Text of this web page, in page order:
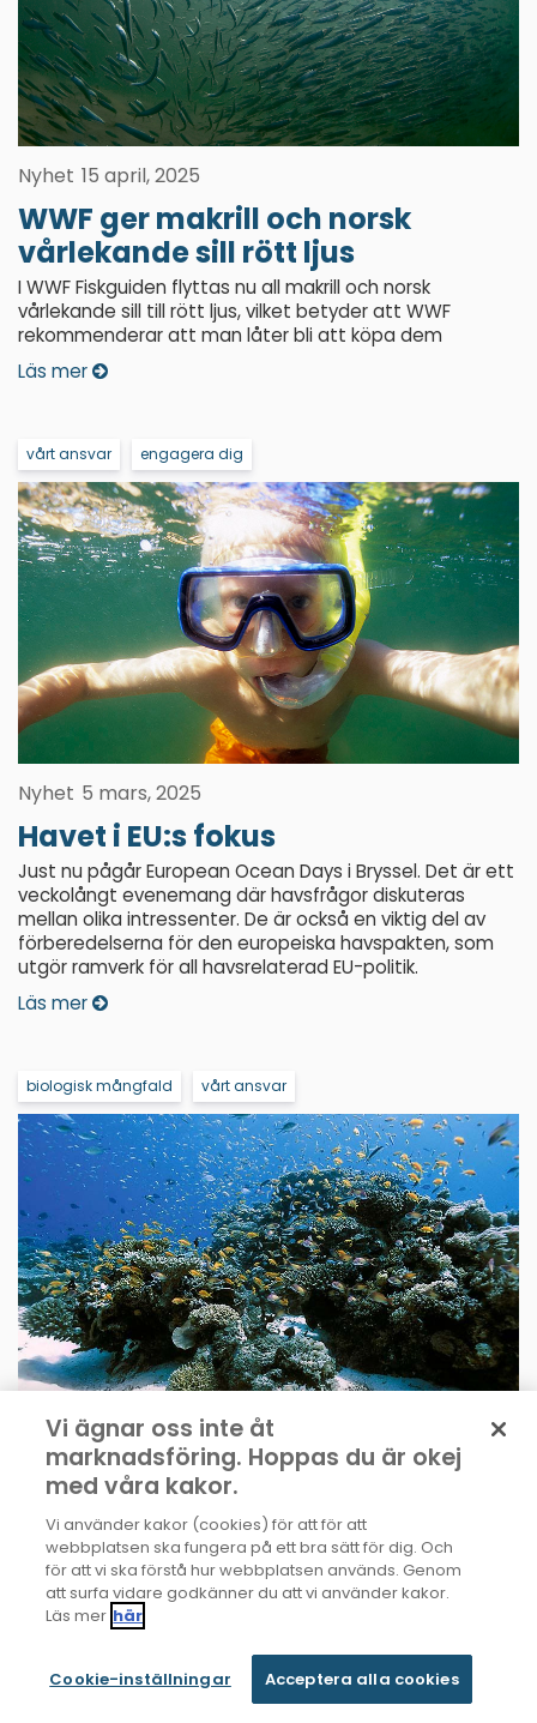
Nyhet 15 april, 2025
WWF ger makrill och norsk
vårlekande sill rött ljus
I WWF Fiskguiden flyttas nu all makrill och norsk
vårlekande sill till rött ljus, vilket betyder att WWF
rekommenderar att man låter bli att köpa dem
Läs mer
vårt ansvar engagera dig
Nyhet 5 mars, 2025
Havet i EU:s fokus
Just nu pågår European Ocean Days i Bryssel. Det är ett
veckolångt evenemang där havsfrågor diskuteras
mellan olika intressenter. De är också en viktig del av
förberedelserna för den europeiska havspakten, som
utgör ramverk för all havsrelaterad EU-politik.
Läs mer
biologisk mångfald vårt ansvar
Nyhet 28 februari, 2025
Länder överens om finansiering
av biologisk mångfald
Världens länder har enats om en finansieringsplan för
att skydda biologisk mångfald. Efter intensiva
förhandlingar vid FN-mötet COP16 i Rom kunde en
överenskommelse slutas
Vi ägnar oss inte åt
marknadsföring. Hoppas du är okej
med våra kakor.
Vi använder kakor (cookies) för att för att
webbplatsen ska fungera på ett bra sätt för dig. Och
för att vi ska förstå hur webbplatsen används. Genom
att surfa vidare godkänner du att vi använder kakor.
Läs mer här
Cookie-inställningar Acceptera alla cookies